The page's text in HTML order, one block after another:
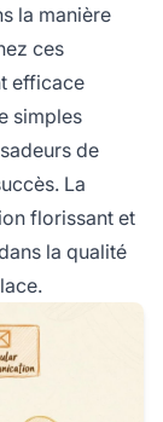
la manière
ces
efficace
simples
de
La
florissant et
la qualité